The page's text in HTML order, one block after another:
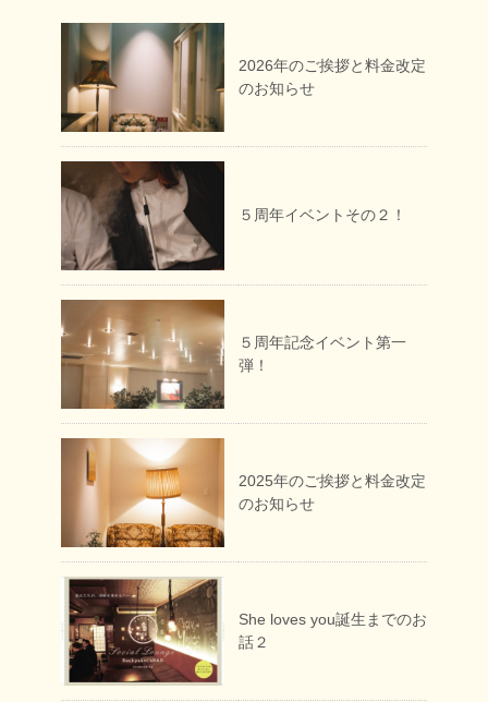
2026年のご挨拶と料金改定
のお知らせ
５周年イベントその２！
５周年記念イベント第一
弾！
2025年のご挨拶と料金改定
のお知らせ
She loves you誕生までのお
話２